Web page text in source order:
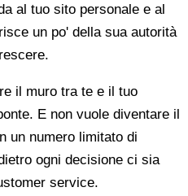
al tuo sito personale e al
un po' della sua autorità
il muro tra te e il tuo
E non vuole diventare il
un numero limitato di
ogni decisione ci sia
service.